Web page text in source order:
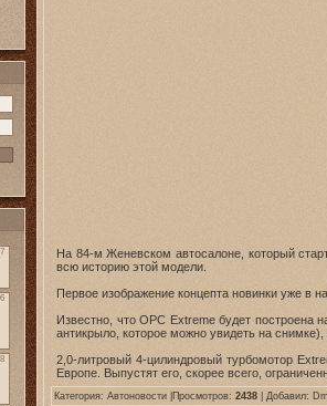
На 84-м Женевском автосалоне, который
всю историю этой модели.
Первое изображение концепта новинки уже в
Известно, что OPC Extreme будет построена
антикрыло, которое можно увидеть на
2,0-литровый 4-цилиндровый турбомотор
Европе. Выпустят его, скорее всего,
Категория: Автоновости |Просмотров: 2438 | Добавил: